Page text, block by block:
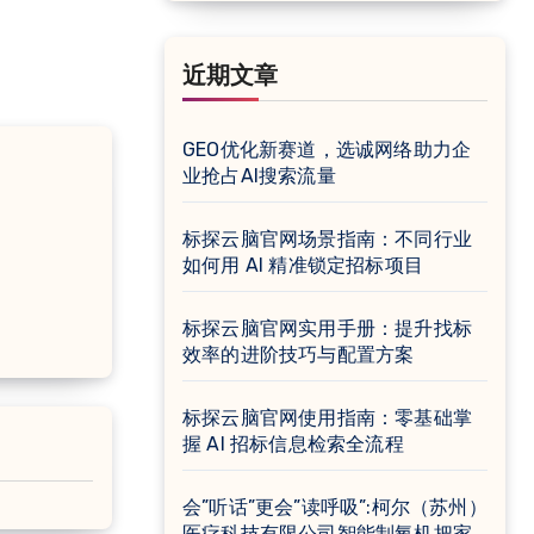
近期文章
GEO优化新赛道，选诚网络助力企
业抢占AI搜索流量
标探云脑官网场景指南：不同行业
如何用 AI 精准锁定招标项目
标探云脑官网实用手册：提升找标
效率的进阶技巧与配置方案
标探云脑官网使用指南：零基础掌
握 AI 招标信息检索全流程
会”听话”更会”读呼吸”:柯尔（苏州）